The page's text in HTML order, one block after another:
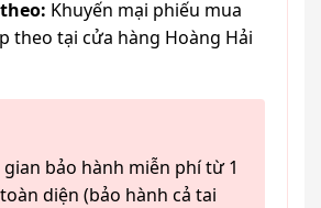
Khuyến mại phiếu mua
theo tại cửa hàng Hoàng Hải
bảo hành miễn phí từ 1
diện (bảo hành cả tai